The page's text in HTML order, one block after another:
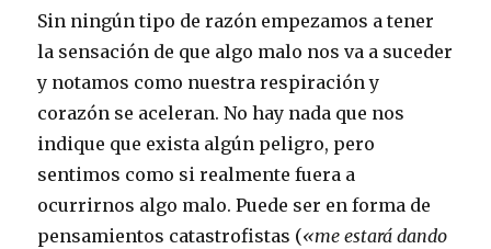
Sin ningún tipo de razón empezamos a tener
la sensación de que algo malo nos va a suceder
y notamos como nuestra respiración y
corazón se aceleran. No hay nada que nos
indique que exista algún peligro, pero
sentimos como si realmente fuera a
ocurrirnos algo malo. Puede ser en forma de
pensamientos catastrofistas («me estará dando